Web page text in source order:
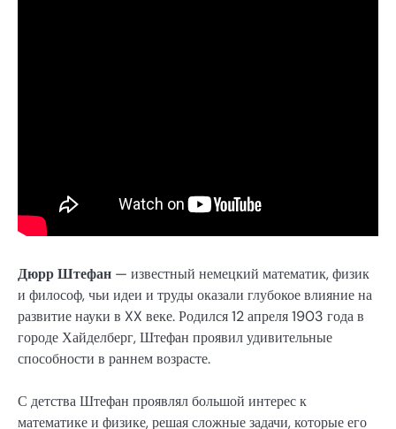
Дюрр Штефан — известный немецкий математик, физик
и философ, чьи идеи и труды оказали глубокое влияние на
развитие науки в XX веке. Родился 12 апреля 1903 года в
городе Хайделберг, Штефан проявил удивительные
способности в раннем возрасте.
С детства Штефан проявлял большой интерес к
математике и физике, решая сложные задачи, которые его